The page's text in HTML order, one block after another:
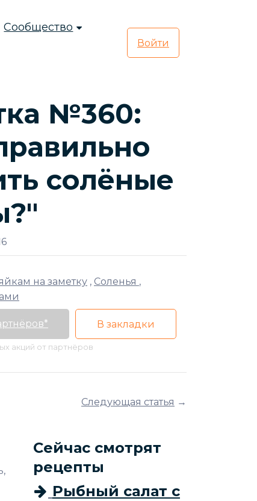
Сообщество
Войти
№360:
солёные
на заметку , Соленья ,
В закладки
акций от партнёров
Следующая статья →
Сейчас смотрят
рецепты
Рыбный салат с